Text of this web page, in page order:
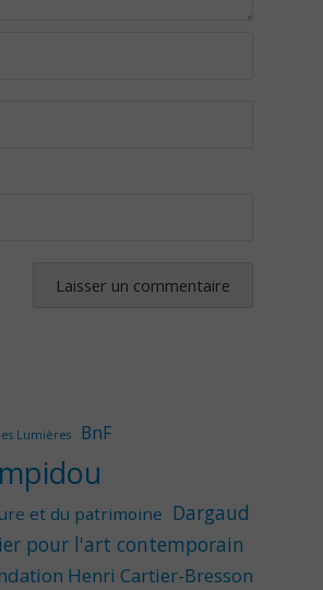
Lumières BnF
et du patrimoine Dargaud
pour l'art contemporain
Henri Cartier-Bresson